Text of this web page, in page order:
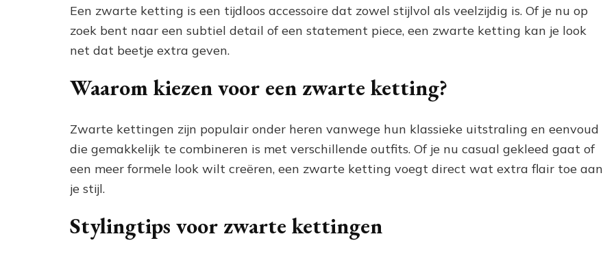
Een zwarte ketting is een tijdloos accessoire dat zowel stijlvol als veelzijdig is. Of je nu op
zoek bent naar een subtiel detail of een statement piece, een zwarte ketting kan je look
net dat beetje extra geven.
Waarom kiezen voor een zwarte ketting?
Zwarte kettingen zijn populair onder heren vanwege hun klassieke uitstraling en eenvoud
die gemakkelijk te combineren is met verschillende outfits. Of je nu casual gekleed gaat of
een meer formele look wilt creëren, een zwarte ketting voegt direct wat extra flair toe aan
je stijl.
Stylingtips voor zwarte kettingen